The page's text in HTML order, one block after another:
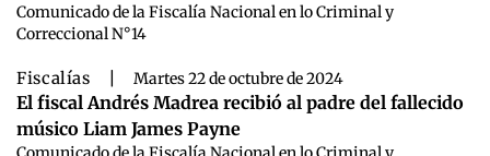
Comunicado de la Fiscalía Nacional en lo Criminal y
Correccional N°14
Fiscalías Martes 22 de octubre de 2024
El fiscal Andrés Madrea recibió al padre del fallecido
músico Liam James Payne